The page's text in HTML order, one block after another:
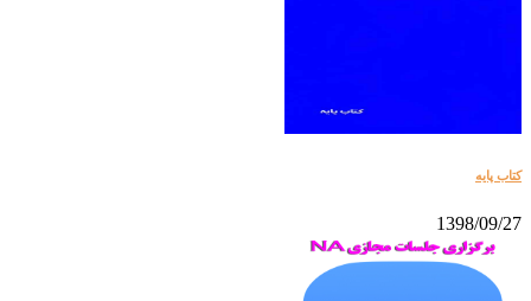
کتاب پایه
1398/09/27